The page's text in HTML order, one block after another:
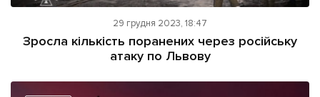
29 грудня 2023, 18:47
Зросла кількість поранених через російську
атаку по Львову